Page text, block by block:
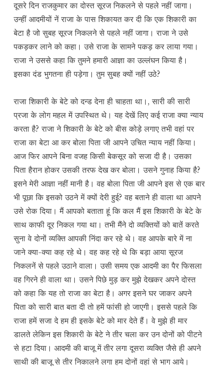
दूसरे दिन राजकुमार का दोस्त सूरज निकलने से पहले नहीं जागा।
उन्हीं आदमीयों नें राजा के पास शिकायत कर दी कि एक शिकारी का
बेटा है जो सुबह सूरज निकलने से पहले नहीं जागा। राजा ने उसे
पकड़कर लाने को कहा। उसे राजा के सामने पकड़ कर लाया गया।
राजा ने उससे कहा कि तुमने हमारी आज्ञा का उल्लंघन किया है।
इसका दंड भुगतना ही पड़ेगा। तुम सुबह क्यों नहीं उठे?
राजा शिकारी के बेटे को दन्ड देना ही चाहता था।, सारी की सारी
प्रजा के लोग महल में उपस्थित थे। यह देखें लिए कई राजा क्या न्याय
करता है? राजा ने शिकारी के बेटे को बीस कोड़े लगाए तभी वहां पर
राजा का बेटा आ कर बोला पिता जी आपने उचित न्याय नहीं किया।
आज फिर आपने बिना वजह किसी बेकसूर को सजा दी है। उसका
पिता हैरान होकर उसकी तरफ देख कर बोला। उसने गुनाह किया है?
इसने मेरी आज्ञा नहीं मानी है। वह बोला पिता जी आपने इस से एक बार
भी पूछा कि इसको उठने में क्यों देरी हुई? वह बताने ही वाला था आपने
उसे रोक दिया। मैं आपको बताता हूं कि कल मैं इस शिकारी के बेटे के
साथ काफी दूर निकल गया था। तभी मैंने दो व्यक्तियों को बातें करते
सुना वे दोनों व्यक्ति आपकी निंदा कर रहे थे। वह आपके बारे में ना
जाने क्या-क्या कह रहे थे। वह कह रहे थे कि बड़ा आया सूरज
निकलनें से पहले उठाने वाला। उसी समय एक आदमी का पैर फिसला
वह गिरने ही वाला था। उसने पिछे मुड़ कर मुझे देखकर अपने दोस्त
को कहा कि यह तो राजा का बेटा है। अगर इसने घर जाकर अपने
पिता को सारी बात बता दी तो हमें फांसी हो जाएगी। इससे पहले कि
राजा हमें सजा दे हम ही इसके बेटे को मार देते हैं। वे मुझे ही मार
डालते लेकिन इस शिकारी के बेटे ने तीर चला कर उन दोनों को पीटने
से हटा दिया। आदमी की बाजू में तीर लगा दूसरा व्यक्ति जैसे ही अपने
साथी की बाजू से तीर निकालने लगा हम दोनों वहां से भाग आये।